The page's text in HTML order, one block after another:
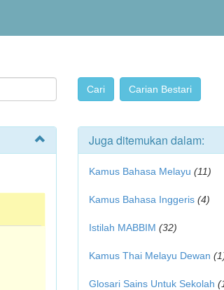
Juga ditemukan dalam:
Kamus Bahasa Melayu (11)
Kamus Bahasa Inggeris (4)
Istilah MABBIM (32)
Kamus Thai Melayu Dewan
Glosari Sains Untuk Sekolah